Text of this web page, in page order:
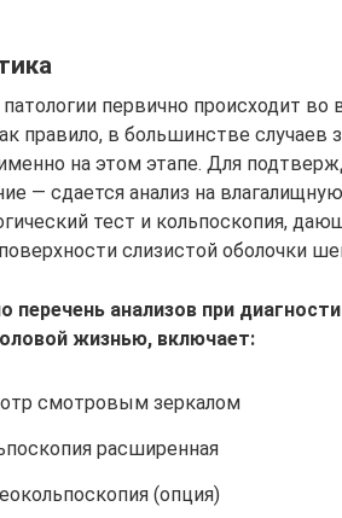
первично происходит во
правило, в большинстве
на этом этапе. Для
— сдается анализ на
тест и кольпоскопия,
слизистой оболочки
перечень анализов при
жизнью, включает:
смотровым зеркалом
расширенная
(опция)